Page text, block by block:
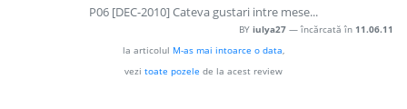
P06 [DEC-2010] Cateva gustari intre mese...
BY iulya27 — încărcată în 11.06.11
la articolul M-as mai intoarce o data,
vezi toate pozele de la acest review